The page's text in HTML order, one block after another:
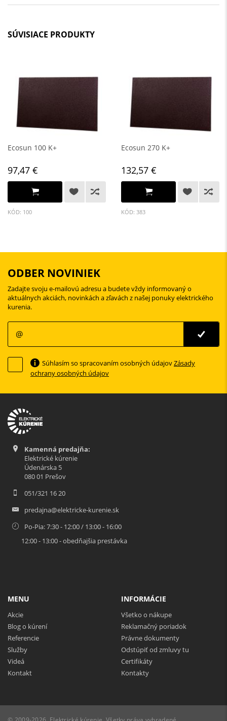
SÚVISIACE PRODUKTY
Ecosun 100 K+
97,47 €
KÓD: 100
Ecosun 270 K+
132,57 €
KÓD: 383
ODBER NOVINIEK
Zadajte svoju e-mailovú adresu a budete vždy informovaný o
aktuálnych akciách, novinkách a zľavách z našej ponuky elektrického
kurenia.
Súhlasím so spracovaním osobných údajovZásady
ochrany osobných údajov
Kamenná predajňa:
Elektrické kúrenie
Údenárska 5
080 01 Prešov
051/321 16 20
predajna@elektricke-kurenie.sk
Po-Pia: 7:30 - 12:00 / 13:00 - 16:00
12:00 - 13:00 - obedňajšia prestávka
MENU
Akcie
Blog o kúrení
Referencie
Služby
Videá
Kontakt
INFORMÁCIE
Všetko o nákupe
Reklamačný poriadok
Právne dokumenty
Odstúpiť od zmluvy tu
Certifikáty
Kontakty